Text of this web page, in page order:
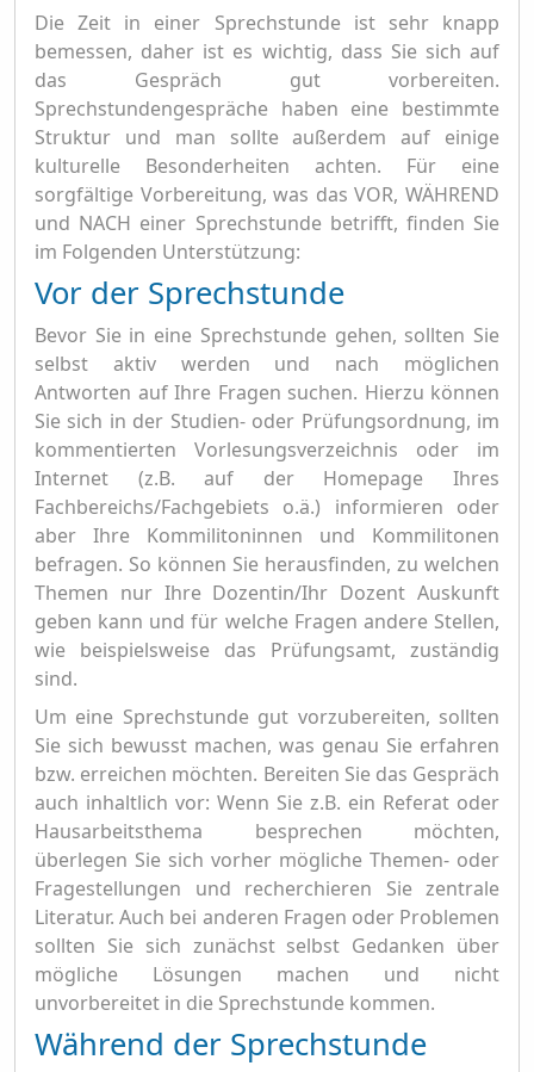
Die Zeit in einer Sprechstunde ist sehr knapp
bemessen, daher ist es wichtig, dass Sie sich auf
das Gespräch gut vorbereiten.
Sprechstundengespräche haben eine bestimmte
Struktur und man sollte außerdem auf einige
kulturelle Besonderheiten achten. Für eine
sorgfältige Vorbereitung, was das VOR, WÄHREND
und NACH einer Sprechstunde betrifft, finden Sie
im Folgenden Unterstützung:
Vor der Sprechstunde
Bevor Sie in eine Sprechstunde gehen, sollten Sie
selbst aktiv werden und nach möglichen
Antworten auf Ihre Fragen suchen. Hierzu können
Sie sich in der Studien- oder Prüfungsordnung, im
kommentierten Vorlesungsverzeichnis oder im
Internet (z.B. auf der Homepage Ihres
Fachbereichs/Fachgebiets o.ä.) informieren oder
aber Ihre Kommilitoninnen und Kommilitonen
befragen. So können Sie herausfinden, zu welchen
Themen nur Ihre Dozentin/Ihr Dozent Auskunft
geben kann und für welche Fragen andere Stellen,
wie beispielsweise das Prüfungsamt, zuständig
sind.
Um eine Sprechstunde gut vorzubereiten, sollten
Sie sich bewusst machen, was genau Sie erfahren
bzw. erreichen möchten. Bereiten Sie das Gespräch
auch inhaltlich vor: Wenn Sie z.B. ein Referat oder
Hausarbeitsthema besprechen möchten,
überlegen Sie sich vorher mögliche Themen- oder
Fragestellungen und recherchieren Sie zentrale
Literatur. Auch bei anderen Fragen oder Problemen
sollten Sie sich zunächst selbst Gedanken über
mögliche Lösungen machen und nicht
unvorbereitet in die Sprechstunde kommen.
Während der Sprechstunde